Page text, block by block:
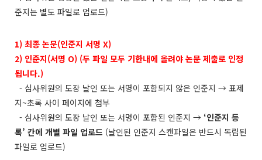
준지는 별도 파일로 업로드)
1) 최종 논문(인준지 서명 X)
2) 인준지(서명 O) (두 파일 모두 기한내에 올려야 논문 제출로 인정
됩니다.)
- 심사위원의 도장 날인 또는 서명이 포함되지 않은 인준지 → 표제
지~초록 사이 페이지에 첨부
- 심사위원의 도장 날인 또는 서명이 포함된 인준지 → ‘인준지 등
록’ 칸에 개별 파일 업로드 (날인된 인준지 스캔파일은 반드시 독립된
파일로 업로드)